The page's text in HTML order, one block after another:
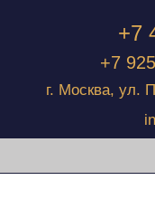
+7
+7
г. Москва, ул.